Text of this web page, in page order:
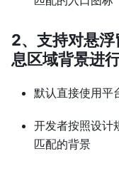
2、支持对悬
息区域背景进
默认直接使用平
开发者按照设计
匹配的背景